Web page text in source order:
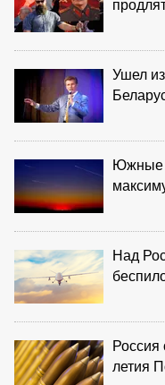
Ушел
Южные
Над
Россия
летия